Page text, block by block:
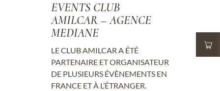
EVENTS CLUB
AMILCAR – AGENCE
MEDIANE
LE CLUB AMILCAR A ÉTÉ
PARTENAIRE ET ORGANISATEUR
DE PLUSIEURS ÉVÈNEMENTS EN
FRANCE ET À L’ÉTRANGER.